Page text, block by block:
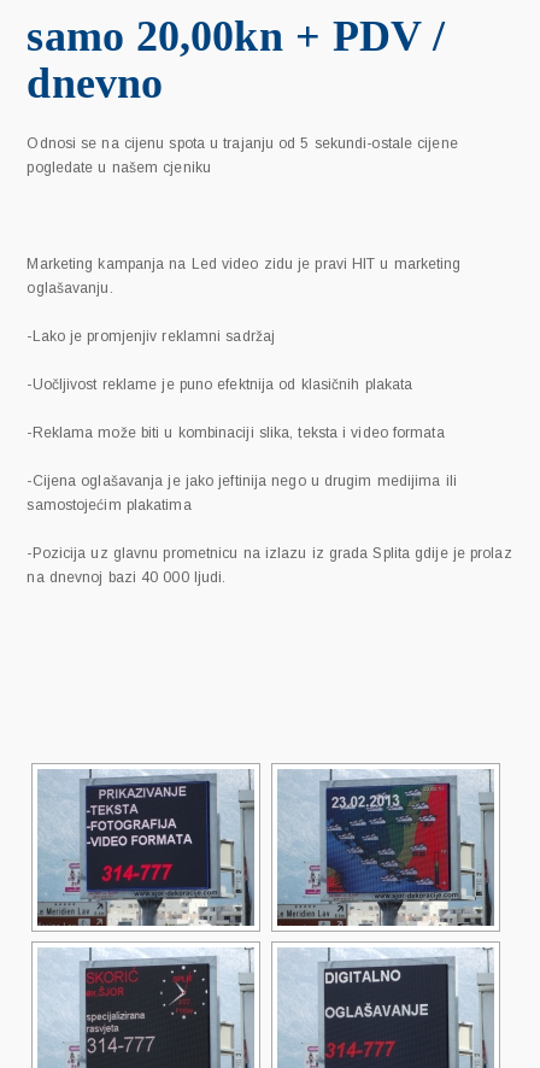
samo 20,00kn + PDV /
dnevno
Odnosi se na cijenu spota u trajanju od 5 sekundi-ostale cijene
pogledate u našem cjeniku
Marketing kampanja na Led video zidu je pravi HIT u marketing
oglašavanju.
-Lako je promjenjiv reklamni sadržaj
-Uočljivost reklame je puno efektnija od klasičnih plakata
-Reklama može biti u kombinaciji slika, teksta i video formata
-Cijena oglašavanja je jako jeftinija nego u drugim medijima ili
samostojećim plakatima
-Pozicija uz glavnu prometnicu na izlazu iz grada Splita gdije je prolaz
na dnevnoj bazi 40 000 ljudi.